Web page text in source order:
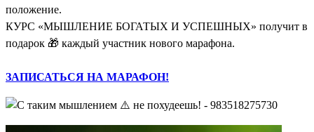
положение.
КУРС «МЫШЛЕНИЕ БОГАТЫХ И УСПЕШНЫХ» получит в
подарок 🎁 каждый участник нового марафона.
ЗАПИСАТЬСЯ НА МАРАФОН!